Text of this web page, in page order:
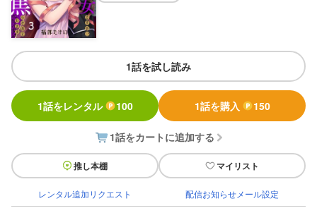
1話を試し読み
1話をレンタル 100 1話を購入 150
1話をカートに追加する
推し本棚 マイリスト
レンタル追加リクエスト 配信お知らせメール設定